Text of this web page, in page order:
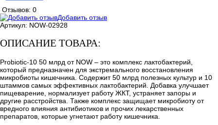
Отзывов: 0
Добавить отзыв
Артикул: NOW-02928
ОПИСАНИЕ ТОВАРА:
Probiotic-10 50 млрд от NOW – это комплекс лактобактерий,
который предназначен для экстремального восстановления
микробиоты кишечника. Содержит 50 млрд полезных культур и 10
штаммов самых эффективных лактобактерий. Добавка улучшает
пищеварение, нормализует работу ЖКТ, устраняет запоры и
другие расстройства. Также комплекс защищает микробиоту от
вредного влияния антибиотиков и прочих лекарственных
препаратов, которые угнетают работу кишечника.